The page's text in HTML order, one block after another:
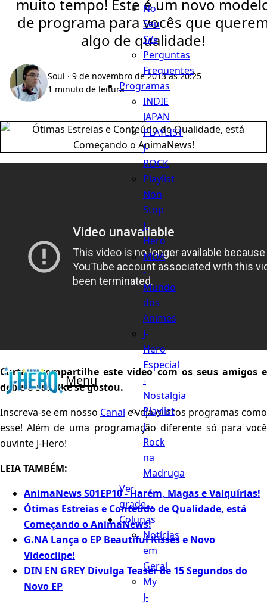
Menu
No
Seu
Site
Perguntas
Frequentes
Programas
INDIE
JAPAN
PLAYLIST
J-
ROCK
Playlist
Non
Stop
J-
Hero
MDA
-
Mundo
dos
Animes
J-
Hero
Especial
-
Nostalgia
Playlist
J
Rock
na
Madruga
Ver
grade...
Colunas
Notícias
em
Geral
My
J-
muito tempo! Este é um novo
de programa para vocês que
algo de qualidade!
Soul · 9 de novembro de 2013 às 20:25
1 minuto de leitura
Curta e compartilhe este vídeo com os seus amigos e
deixe o seu like se gostou.
Inscreva-se em nosso Canal e veja outros programas como
esse! Além de uma programação diferente só para você
ouvinte J-Hero!
LEIA TAMBÉM:
AnimaNews S01EP10 - Harém, Magas e Valquírias!
Ótimas Estreias e Conteúdo de Qualidade, está
Começando o AnimaNews!
G.NA Lança o EP Beautiful Kisses e Novo
Videoclipe!
DIN EN GREY Divulga Teaser de 15 Segundos do
Novo EP